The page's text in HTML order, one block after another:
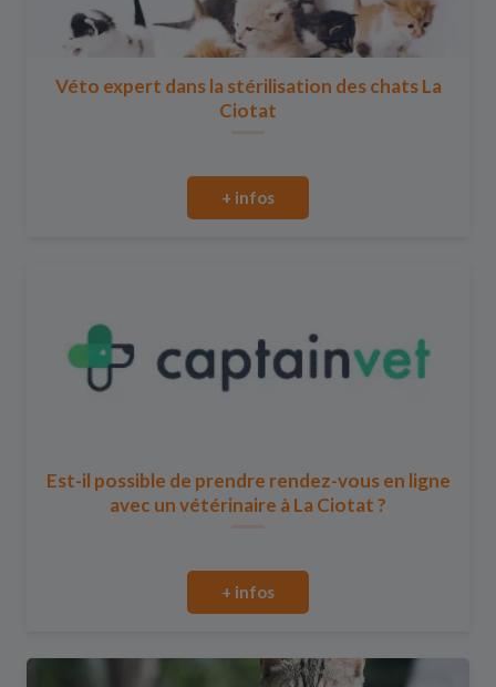
Véto expert dans la stérilisation des chats La
Ciotat
+ infos
Est-il possible de prendre rendez-vous en ligne
avec un vétérinaire à La Ciotat ?
+ infos